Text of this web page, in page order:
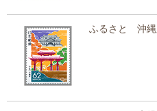
ふるさと 沖縄